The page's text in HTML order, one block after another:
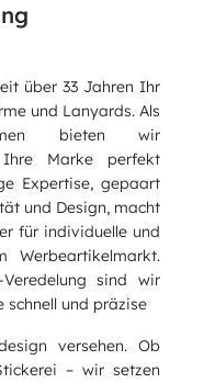
über 33 Jahren Ihr
und Lanyards. Als
bieten wir
Marke perfekt
Expertise, gepaart
und Design, macht
für individuelle und
Werbeartikelmarkt.
sind wir
und präzise
versehen. Ob
– wir setzen